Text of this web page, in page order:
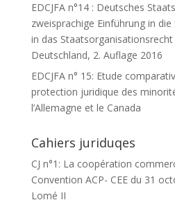
EDCJFA n°14 : Deutsches
zweisprachige Einführung in
in das
Deutschland, 2. Auflage 2016
EDCJFA n° 15: Etude
protection juridique des
l’Allemagne et le Canada
Cahiers juriduqes
CJ n°1: La coopération
Convention ACP- CEE du 31
Lomé II